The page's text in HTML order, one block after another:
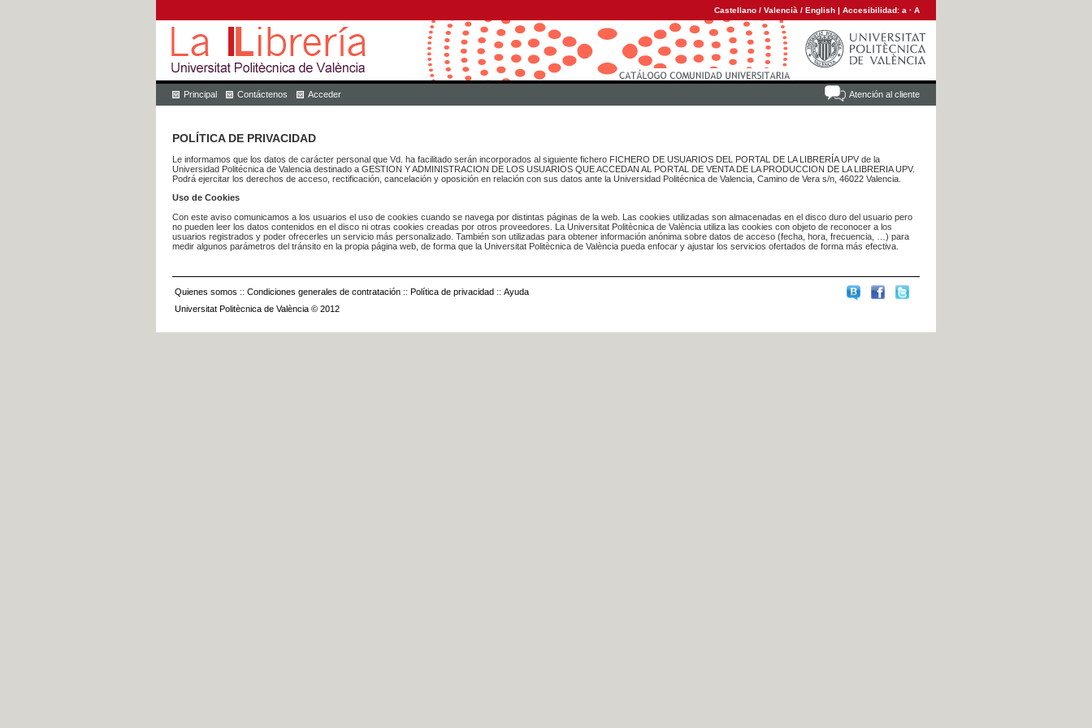
Castellano / Valencià / English | Accesibilidad: a · A
Atención al cliente
Principal Contáctenos Acceder
POLÍTICA DE PRIVACIDAD
Le informamos que los datos de carácter personal que Vd. ha facilitado serán incorporados al siguiente fichero FICHERO DE USUARIOS DEL PORTAL DE LA LIBRERÍA UPV de la
Universidad Politécnica de Valencia destinado a GESTION Y ADMINISTRACION DE LOS USUARIOS QUE ACCEDAN AL PORTAL DE VENTA DE LA PRODUCCION DE LA LIBRERIA UPV.
Podrá ejercitar los derechos de acceso, rectificación, cancelación y oposición en relación con sus datos ante la Universidad Politécnica de Valencia, Camino de Vera s/n, 46022 Valencia.
Uso de Cookies
Con este aviso comunicamos a los usuarios el uso de cookies cuando se navega por distintas páginas de la web. Las cookies utilizadas son almacenadas en el disco duro del usuario pero
no pueden leer los datos contenidos en el disco ni otras cookies creadas por otros proveedores. La Universitat Politècnica de València utiliza las cookies con objeto de reconocer a los
usuarios registrados y poder ofrecerles un servicio más personalizado. También son utilizadas para obtener información anónima sobre datos de acceso (fecha, hora, frecuencia, …) para
medir algunos parámetros del tránsito en la propia página web, de forma que la Universitat Politècnica de València pueda enfocar y ajustar los servicios ofertados de forma más efectiva.
Quienes somos :: Condiciones generales de contratación :: Política de privacidad :: Ayuda
Universitat Politècnica de València © 2012